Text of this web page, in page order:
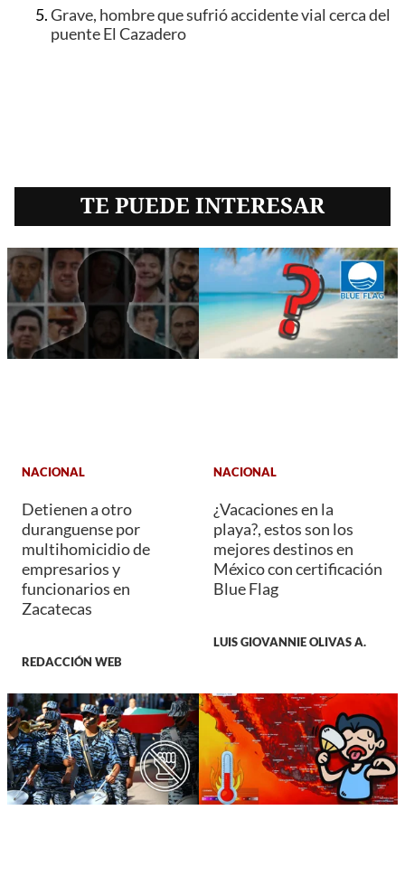
Grave, hombre que sufrió accidente vial cerca del
puente El Cazadero
TE PUEDE INTERESAR
NACIONAL
Detienen a otro
duranguense por
multihomicidio de
empresarios y
funcionarios en
Zacatecas
REDACCIÓN WEB
NACIONAL
¿Vacaciones en la
playa?, estos son los
mejores destinos en
México con certificación
Blue Flag
LUIS GIOVANNIE OLIVAS A.